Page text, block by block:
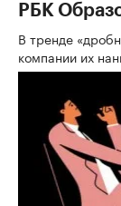
РБК
В тренде
компании их